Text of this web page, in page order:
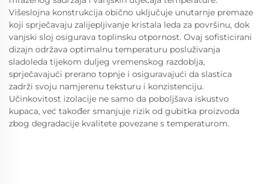
Višeslojna konstrukcija obično uključuje unutarnje premaze
koji sprječavaju zalijepljivanje kristala leda za površinu, dok
vanjski sloj osigurava toplinsku otpornost. Ovaj sofisticirani
dizajn održava optimalnu temperaturu posluživanja
sladoleda tijekom duljeg vremenskog razdoblja,
sprječavajući prerano topnje i osiguravajući da slastica
zadrži svoju namjerenu teksturu i konzistenciju.
Učinkovitost izolacije ne samo da poboljšava iskustvo
kupaca, već također smanjuje rizik od gubitka proizvoda
zbog degradacije kvalitete povezane s temperaturom.